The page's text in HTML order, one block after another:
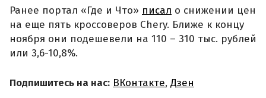
Ранее портал «Где и Что» писал о снижении цен
на еще пять кроссоверов Chery. Ближе к концу
ноября они подешевели на 110 – 310 тыс. рублей
или 3,6-10,8%.
Подпишитесь на нас: ВКонтакте, Дзен